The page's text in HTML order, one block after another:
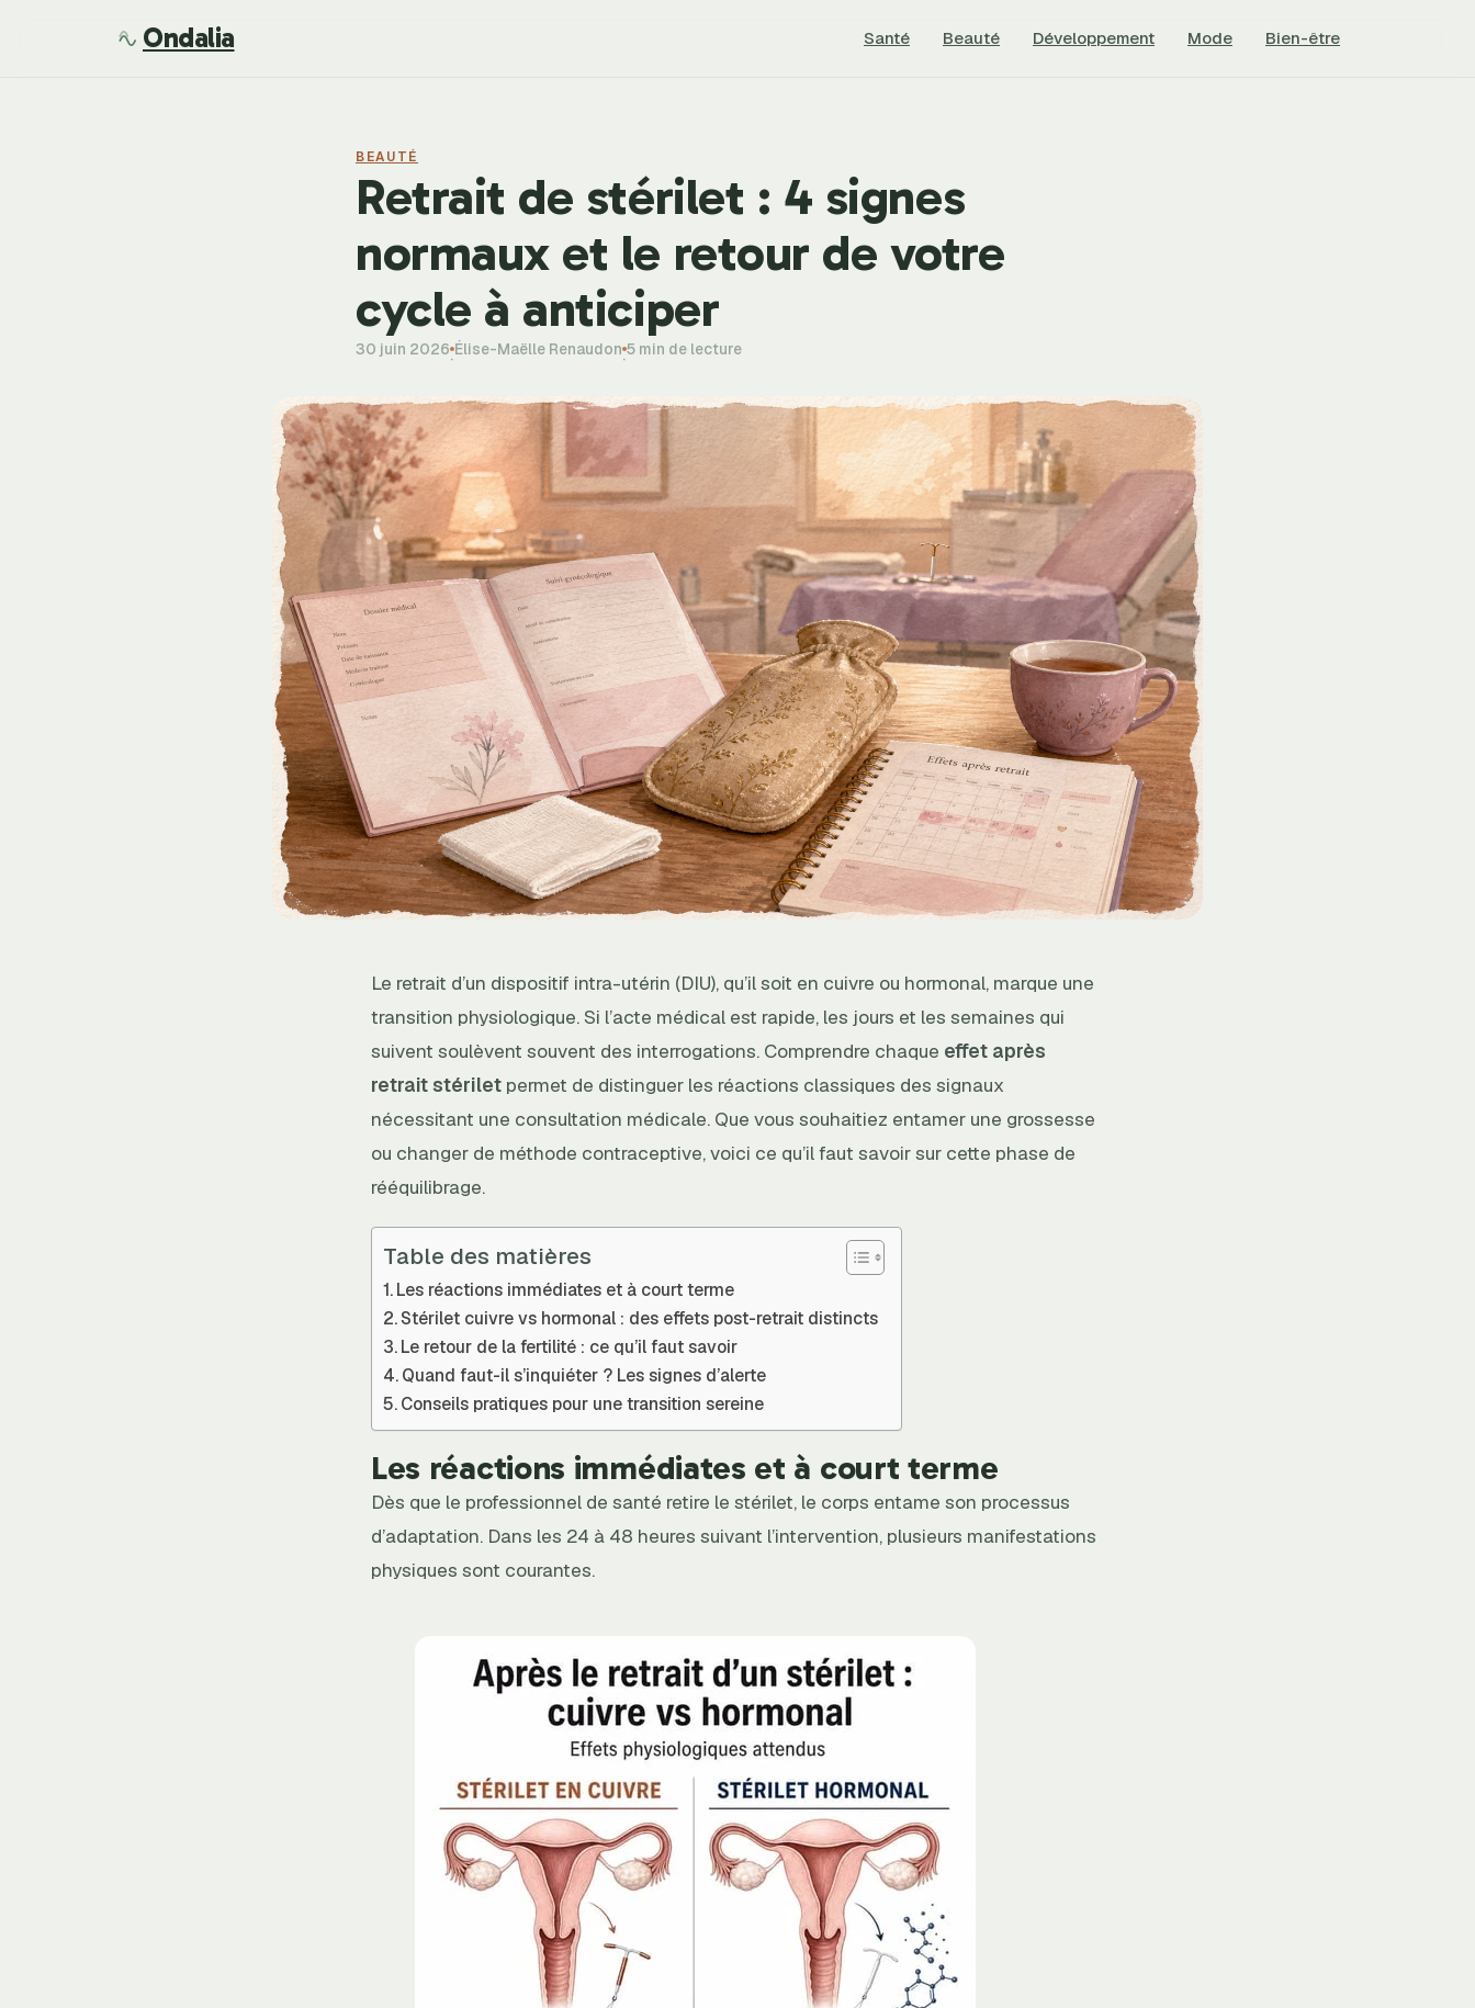
Ondalia Santé Beauté Développement Mode Bien-être
BEAUTÉ
Retrait de stérilet : 4 signes
normaux et le retour de votre
cycle à anticiper
30 juin 2026·Élise-Maëlle Renaudon·5 min de lecture
Le retrait d’un dispositif intra-utérin (DIU), qu’il soit en cuivre ou hormonal, marque une
transition physiologique. Si l’acte médical est rapide, les jours et les semaines qui
suivent soulèvent souvent des interrogations. Comprendre chaque effet après
retrait stérilet permet de distinguer les réactions classiques des signaux
nécessitant une consultation médicale. Que vous souhaitiez entamer une grossesse
ou changer de méthode contraceptive, voici ce qu’il faut savoir sur cette phase de
rééquilibrage.
Table des matières
Les réactions immédiates et à court terme
Stérilet cuivre vs hormonal : des effets post-retrait distincts
Le retour de la fertilité : ce qu’il faut savoir
Quand faut-il s’inquiéter ? Les signes d’alerte
Conseils pratiques pour une transition sereine
Les réactions immédiates et à court terme
Dès que le professionnel de santé retire le stérilet, le corps entame son processus
d’adaptation. Dans les 24 à 48 heures suivant l’intervention, plusieurs manifestations
physiques sont courantes.